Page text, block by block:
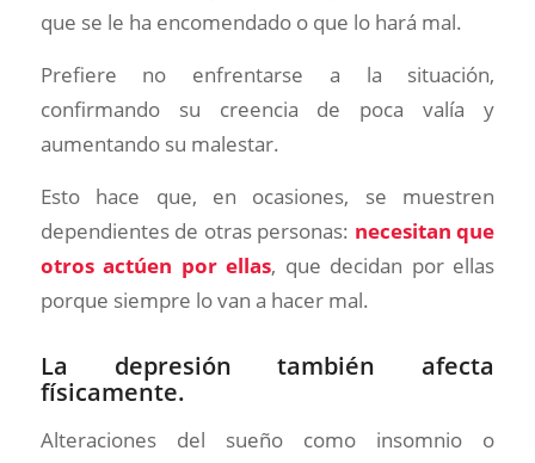
que se le ha encomendado o que lo hará mal.
Prefiere no enfrentarse a la situación,
confirmando su creencia de poca valía y
aumentando su malestar.
Esto hace que, en ocasiones, se muestren
dependientes de otras personas: necesitan que
otros actúen por ellas, que decidan por ellas
porque siempre lo van a hacer mal.
La depresión también afecta
físicamente.
Alteraciones del sueño como insomnio o